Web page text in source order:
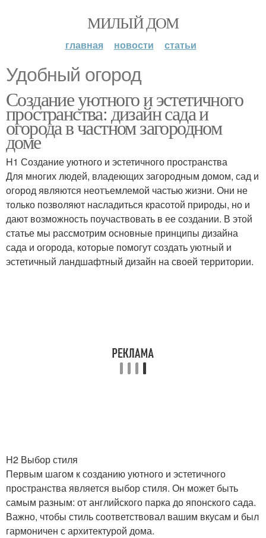
МИЛЫЙ ДОМ
главная новости статьи
Удобный огород
Создание уютного и эстетичного
пространства: дизайн сада и
огорода в частном загородном
доме
H1 Создание уютного и эстетичного пространства
Для многих людей, владеющих загородным домом, сад и
огород являются неотъемлемой частью жизни. Они не
только позволяют насладиться красотой природы, но и
дают возможность поучаствовать в ее создании. В этой
статье мы рассмотрим основные принципы дизайна
сада и огорода, которые помогут создать уютный и
эстетичный ландшафтный дизайн на своей территории.
H2 Выбор стиля
Первым шагом к созданию уютного и эстетичного
пространства является выбор стиля. Он может быть
самым разным: от английского парка до японского сада.
Важно, чтобы стиль соответствовал вашим вкусам и был
гармоничен с архитектурой дома.